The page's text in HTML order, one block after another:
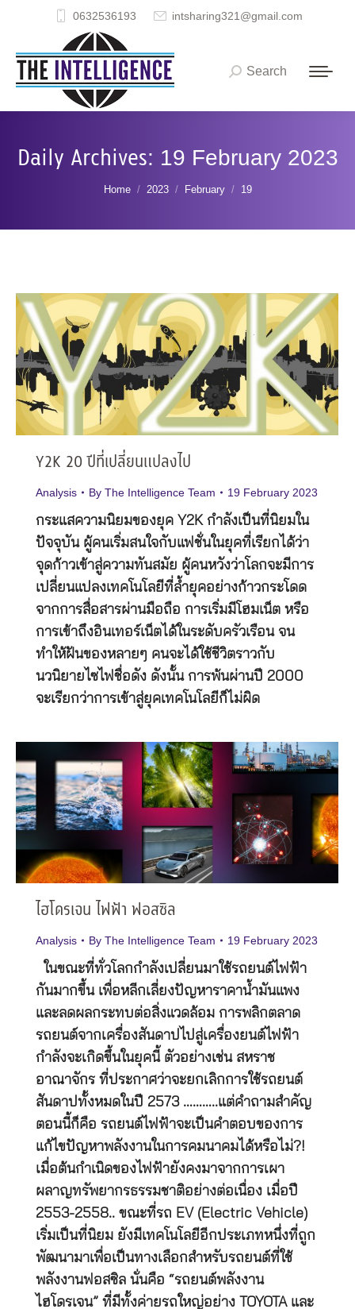
0632536193 intsharing321@gmail.com
Search:
Search
Daily Archives: 19 February 2023
You are here:
Home 2023 February 19
Y2K 20 ปีที่เปลี่ยนแปลงไป
Analysis By The Intelligence Team 19 February 2023
กระแสความนิยมของยุค Y2K กำลังเป็นที่นิยมใน
ปัจจุบัน ผู้คนเริ่มสนใจกับแฟชั่นในยุคที่เรียกได้ว่า
จุดก้าวเข้าสู่ความทันสมัย ผู้คนหวังว่าโลกจะมีการ
เปลี่ยนแปลงเทคโนโลยีที่ล้ำยุคอย่างก้าวกระโดด
จากการสื่อสารผ่านมือถือ การเริ่มมีโฮมเน็ต หรือ
การเข้าถึงอินเทอร์เน็ตได้ในระดับครัวเรือน จน
ทำให้ฝันของหลายๆ คนจะได้ใช้ชีวิตราวกับ
นวนิยายไซไฟชื่อดัง ดังนั้น การพ้นผ่านปี 2000
จะเรียกว่าการเข้าสู่ยุคเทคโนโลยีก็ไม่ผิด
ไฮโดรเจน ไฟฟ้า ฟอสซิล
Analysis By The Intelligence Team 19 February 2023
ในขณะที่ทั่วโลกกำลังเปลี่ยนมาใช้รถยนต์ไฟฟ้า
กันมากขึ้น เพื่อหลีกเลี่ยงปัญหาราคาน้ำมันแพง
และลดผลกระทบต่อสิ่งแวดล้อม การพลิกตลาด
รถยนต์จากเครื่องสันดาปไปสู่เครื่องยนต์ไฟฟ้า
กำลังจะเกิดขึ้นในยุคนี้ ตัวอย่างเช่น สหราช
อาณาจักร ที่ประกาศว่าจะยกเลิกการใช้รถยนต์
สันดาปทั้งหมดในปี 2573 ………..แต่คำถามสำคัญ
ตอนนี้ก็คือ รถยนต์ไฟฟ้าจะเป็นคำตอบของการ
แก้ไขปัญหาพลังงานในการคมนาคมได้หรือไม่?!
เมื่อต้นกำเนิดของไฟฟ้ายังคงมาจากการเผา
ผลาญทรัพยากรธรรมชาติอย่างต่อเนื่อง เมื่อปี
2553-2558.. ขณะที่รถ EV (Electric Vehicle)
เริ่มเป็นที่นิยม ยังมีเทคโนโลยีอีกประเภทหนึ่งที่ถูก
พัฒนามาเพื่อเป็นทางเลือกสำหรับรถยนต์ที่ใช้
พลังงานฟอสซิล นั่นคือ “รถยนต์พลังงาน
ไฮโดรเจน” ที่มีทั้งค่ายรถใหญ่อย่าง TOYOTA และ